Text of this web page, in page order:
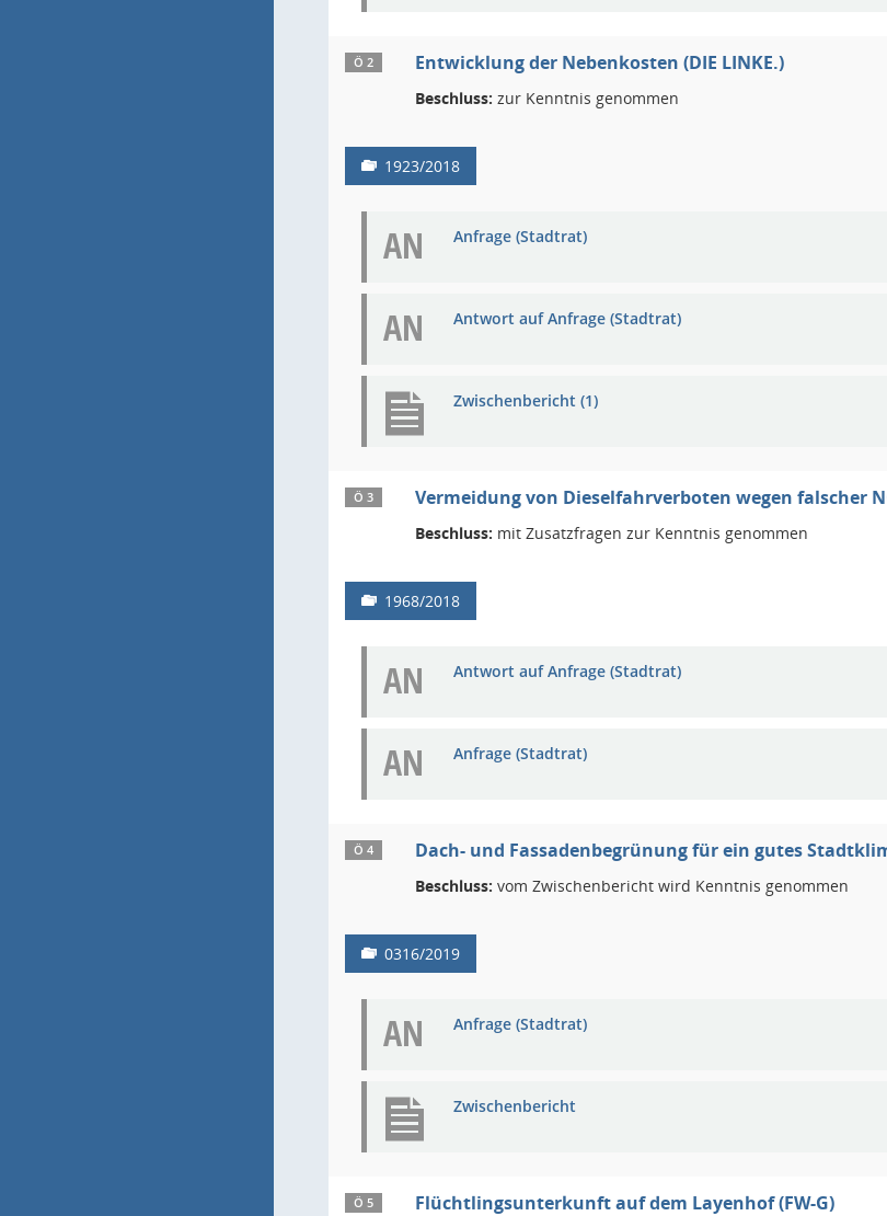
Ö 2 Entwicklung der Nebenkosten (DIE LINKE.)
Beschluss: zur Kenntnis genommen
1923/2018
AN Anfrage (Stadtrat)
AN Antwort auf Anfrage (Stadtrat)
Zwischenbericht (1)
Ö 3 Vermeidung von Dieselfahrverboten wegen falscher
Beschluss: mit Zusatzfragen zur Kenntnis genommen
1968/2018
AN Antwort auf Anfrage (Stadtrat)
AN Anfrage (Stadtrat)
Ö 4 Dach- und Fassadenbegrünung für ein gutes
Beschluss: vom Zwischenbericht wird Kenntnis genommen
0316/2019
AN Anfrage (Stadtrat)
Zwischenbericht
Ö 5 Flüchtlingsunterkunft auf dem Layenhof (FW-G)